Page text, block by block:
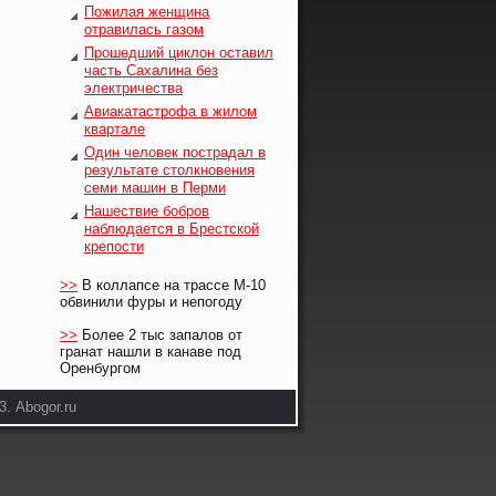
Пожилая женщина
отравилась газом
Прошедший циклон оставил
часть Сахалина без
электричества
Авиакатастрофа в жилом
квартале
Один человек пострадал в
результате столкновения
семи машин в Перми
Нашествие бобров
наблюдается в Брестской
крепости
>> В коллапсе на трассе М-10
обвинили фуры и непогоду
>> Более 2 тыс запалов от
гранат нашли в канаве под
Оренбургом
Abogor.ru